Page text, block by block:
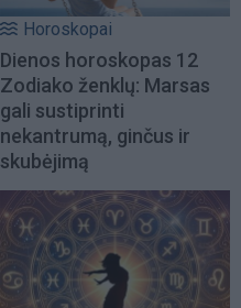
Horoskopai
Dienos horoskopas 12
Zodiako ženklų: Marsas
gali sustiprinti
nekantrumą, ginčus ir
skubėjimą